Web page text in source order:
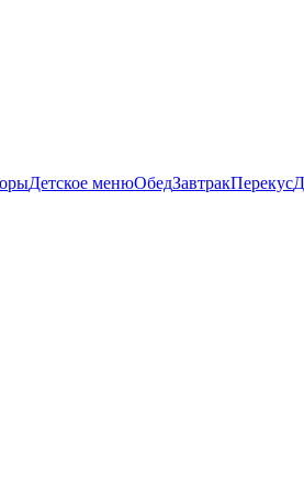
Детское менюОбедЗавтракПерекус